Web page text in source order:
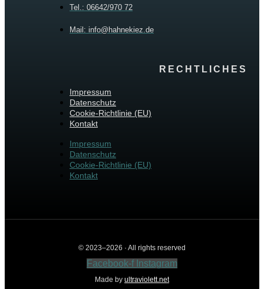
Tel.: 06642/970 72
Mail: info@hahnekiez.de
RECHTLICHES
Impressum
Datenschutz
Cookie-Richtlinie (EU)
Kontakt
Impressum
Datenschutz
Cookie-Richtlinie (EU)
Kontakt
© 2023–2026 · All rights reserved
Facebook-f Instagram
Made by ultraviolett.net